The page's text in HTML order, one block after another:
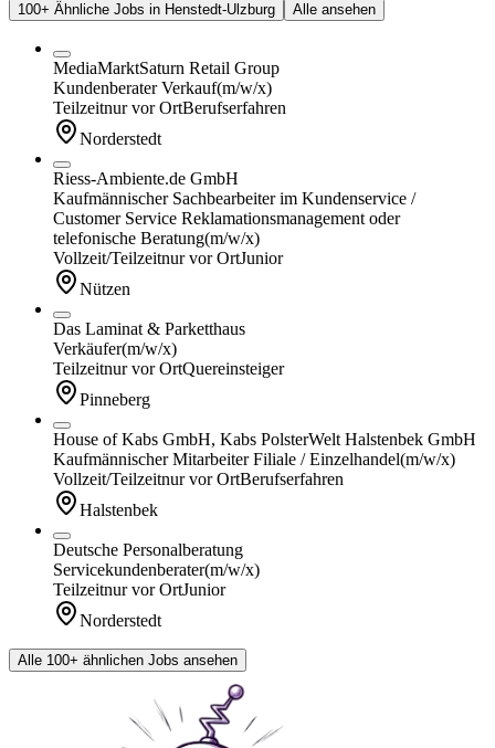
100+ Ähnliche Jobs in Henstedt-Ulzburg Alle ansehen
MediaMarktSaturn Retail Group
Kundenberater Verkauf(m/w/x)
Teilzeitnur vor OrtBerufserfahren
Norderstedt
Riess-Ambiente.de GmbH
Kaufmännischer Sachbearbeiter im Kundenservice /
Customer Service Reklamationsmanagement oder
telefonische Beratung(m/w/x)
Vollzeit/Teilzeitnur vor OrtJunior
Nützen
Das Laminat & Parketthaus
Verkäufer(m/w/x)
Teilzeitnur vor OrtQuereinsteiger
Pinneberg
House of Kabs GmbH, Kabs PolsterWelt Halstenbek GmbH
Kaufmännischer Mitarbeiter Filiale / Einzelhandel(m/w/x)
Vollzeit/Teilzeitnur vor OrtBerufserfahren
Halstenbek
Deutsche Personalberatung
Servicekundenberater(m/w/x)
Teilzeitnur vor OrtJunior
Norderstedt
Alle 100+ ähnlichen Jobs ansehen